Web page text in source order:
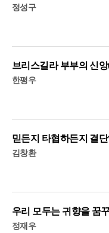
정성구
브리스길라 부부의 신
한평우
믿든지 타협하든지 결
김창환
우리 모두는 귀향을 꿈
정재우